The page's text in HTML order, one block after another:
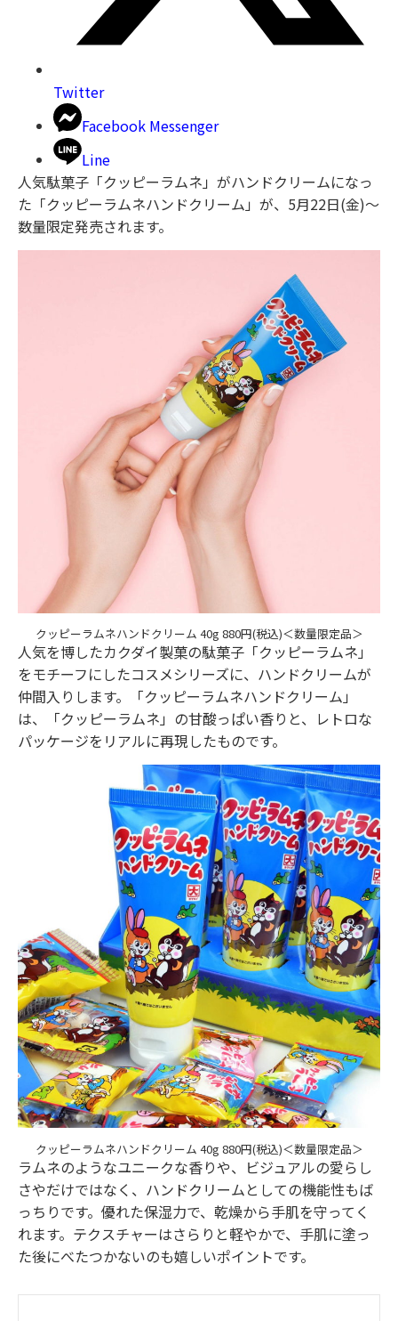
Twitter
Facebook Messenger
Line
人気駄菓子「クッピーラムネ」がハンドクリームになっ
た「クッピーラムネハンドクリーム」が、5月22日(金)～
数量限定発売されます。
クッピーラムネハンドクリーム 40g 880円(税込)＜数量限定品＞
人気を博したカクダイ製菓の駄菓子「クッピーラムネ」
をモチーフにしたコスメシリーズに、ハンドクリームが
仲間入りします。「クッピーラムネハンドクリーム」
は、「クッピーラムネ」の甘酸っぱい香りと、レトロな
パッケージをリアルに再現したものです。
クッピーラムネハンドクリーム 40g 880円(税込)＜数量限定品＞
ラムネのようなユニークな香りや、ビジュアルの愛らし
さやだけではなく、ハンドクリームとしての機能性もば
っちりです。優れた保湿力で、乾燥から手肌を守ってく
れます。テクスチャーはさらりと軽やかで、手肌に塗っ
た後にべたつかないのも嬉しいポイントです。